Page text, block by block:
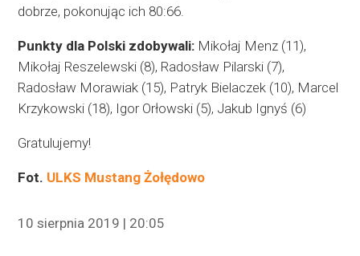
dobrze, pokonując ich 80:66.
Punkty dla Polski zdobywali: Mikołaj Menz (11),
Mikołaj Reszelewski (8), Radosław Pilarski (7),
Radosław Morawiak (15), Patryk Bielaczek (10), Marcel
Krzykowski (18), Igor Orłowski (5), Jakub Ignyś (6)
Gratulujemy!
Fot. ULKS Mustang Żołędowo
10 sierpnia 2019 | 20:05